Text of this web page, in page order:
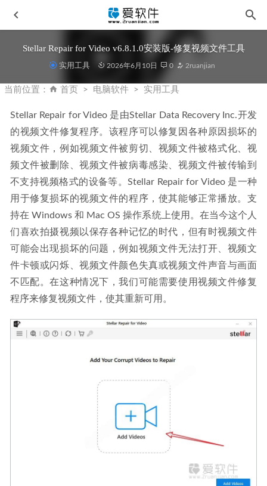
Stellar Repair for Video v6.8.1.0安装版-修复视频文件工具
实用工具 2026年6月10日 0 2ruanjian
当前位置： 首页 电脑软件 实用工具
Stellar Repair for Video 是由Stellar Data Recovery Inc.开发
的视频文件修复程序。该程序可以修复因各种原因损坏的
视频文件，例如视频文件被剪切、视频文件被格式化、视
频文件被删除、视频文件被病毒感染、视频文件被传输到
不支持视频格式的设备等。Stellar Repair for Video 是一种
用于修复损坏的视频文件的程序，使其能够正常播放。支
持在 Windows 和 Mac OS 操作系统上使用。在当今这个人
们喜欢拍摄视频以保存各种记忆的时代，但有时视频文件
可能会出现损坏的问题，例如视频文件无法打开、视频文
件卡顿或闪烁、视频文件颜色失真或视频文件声音与画面
不匹配。在这种情况下，我们可能需要使用视频文件修复
程序来修复视频文件，使其重新可用。
Stellar Repair for Video 6.8.1.0 英文激活版-视频损坏修复工
具
2026-03-23
CPU-Z 简体中文单文件版 v2.19.0-CPU信息查看工具
2026-
Topaz Video AI v7.0.3 免安装中文便携版-AI视频增强软件
ACDsee Luxea Pro 8 v8.5.0.3604 中文汉化版-亮鱼剪辑专业
版8中文版 2026-04-28